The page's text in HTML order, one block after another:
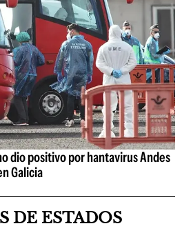
dio positivo por hantavirus Andes
Galicia
DE ESTADOS